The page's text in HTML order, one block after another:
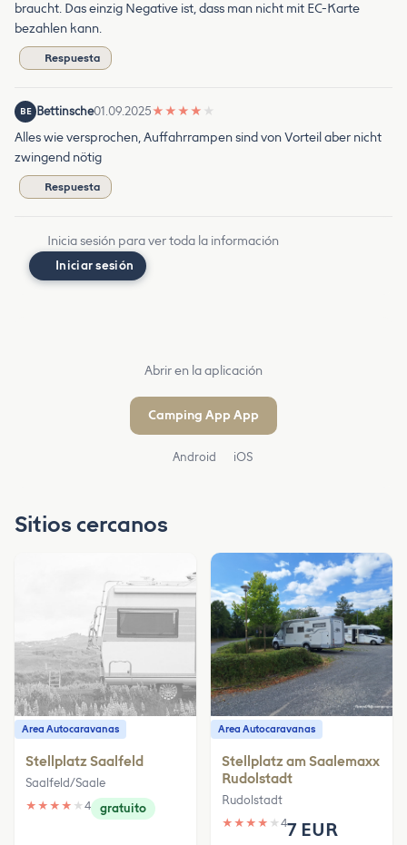
braucht. Das einzig Negative ist, dass man nicht mit EC-Karte
bezahlen kann.
Respuesta
BE Bettinsche01.09.2025★ ★ ★ ★ ★
Alles wie versprochen, Auffahrrampen sind von Vorteil aber nicht
zwingend nötig
Respuesta
Inicia sesión para ver toda la información
Iniciar sesión
Abrir en la aplicación
Camping App App
Android iOS
Sitios cercanos
Area Autocaravanas
Stellplatz Saalfeld
Saalfeld/Saale
★ ★ ★ ★ ★ 4 gratuito
Area Autocaravanas
Stellplatz am Saalemaxx
Rudolstadt
Rudolstadt
★ ★ ★ ★ ★ 47 EUR